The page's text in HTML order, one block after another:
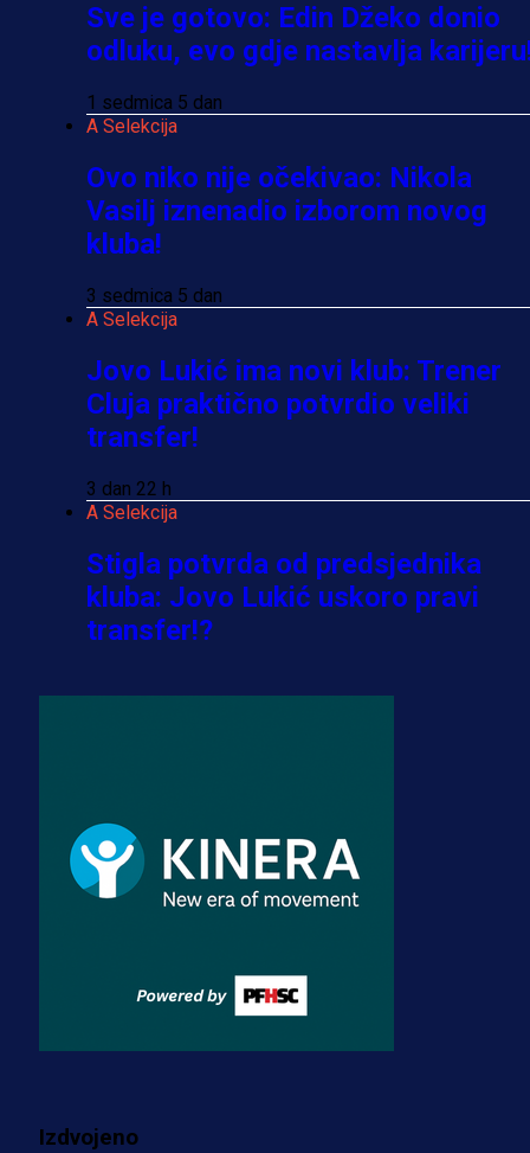
Sve je gotovo: Edin Džeko donio
odluku, evo gdje nastavlja
1 sedmica 5 dan
A Selekcija
Ovo niko nije očekivao: Nikola
Vasilj iznenadio izborom novog
kluba!
3 sedmica 5 dan
A Selekcija
Jovo Lukić ima novi klub: Trener
Cluja praktično potvrdio veliki
transfer!
3 dan 22 h
A Selekcija
Stigla potvrda od predsjednika
kluba: Jovo Lukić uskoro pravi
transfer!?
dres BiH!
3 sedmica 4 dan
Premijer liga BiH
za pranje novca, pretresaju
prostorije FK Borac!
Izdvojeno